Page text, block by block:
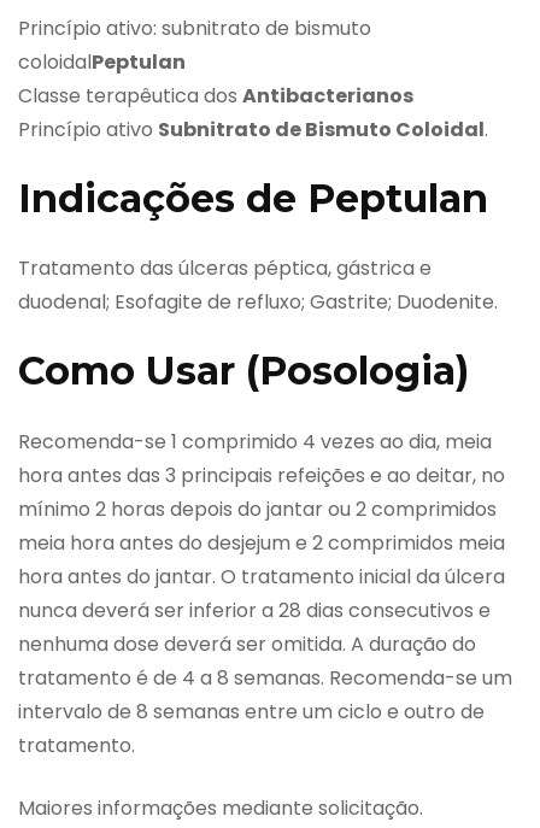
Princípio ativo: subnitrato de bismuto
coloidalPeptulan
Classe terapêutica dos Antibacterianos
Princípio ativo Subnitrato de Bismuto Coloidal.
Indicações de Peptulan
Tratamento das úlceras péptica, gástrica e
duodenal; Esofagite de refluxo; Gastrite; Duodenite.
Como Usar (Posologia)
Recomenda-se 1 comprimido 4 vezes ao dia, meia
hora antes das 3 principais refeições e ao deitar, no
mínimo 2 horas depois do jantar ou 2 comprimidos
meia hora antes do desjejum e 2 comprimidos meia
hora antes do jantar. O tratamento inicial da úlcera
nunca deverá ser inferior a 28 dias consecutivos e
nenhuma dose deverá ser omitida. A duração do
tratamento é de 4 a 8 semanas. Recomenda-se um
intervalo de 8 semanas entre um ciclo e outro de
tratamento.
Maiores informações mediante solicitação.